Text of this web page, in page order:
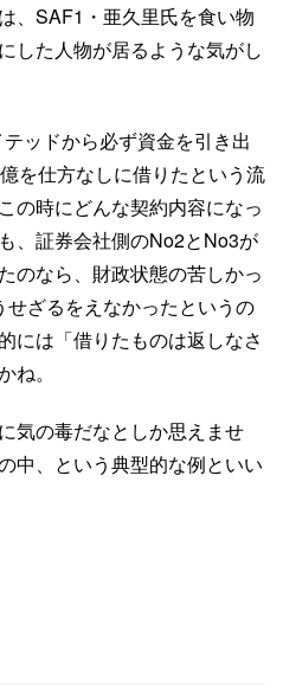
、SAF1・亜久里氏を食い物
した人物が居るような気がし
ッドから必ず資金を引き出
を仕方なしに借りたという流
の時にどんな契約内容になっ
、証券会社側のNo2とNo3が
のなら、財政状態の苦しかっ
ざるをえなかったというの
には「借りたものは返しなさ
ね。
気の毒だなとしか思えませ
中、という典型的な例といい